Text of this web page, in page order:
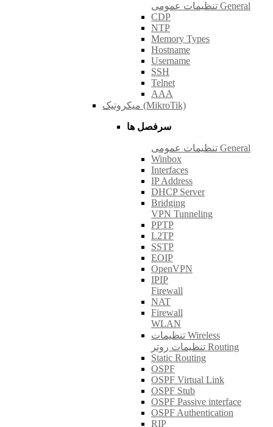
تنظیمات عمومی General
CDP
NTP
Memory Types
Hostname
Username
SSH
Telnet
AAA
میکروتیک (MikroTik)
سرفصل ها
تنظیمات عمومی General
Winbox
Interfaces
IP Address
DHCP Server
Bridging
VPN Tunneling
PPTP
L2TP
SSTP
EOIP
OpenVPN
IPIP
Firewall
NAT
Firewall
WLAN
تنظیمات Wireless
تنظیمات روتر Routing
Static Routing
OSPF
OSPF Virtual Link
OSPF Stub
OSPF Passive interface
OSPF Authentication
RIP